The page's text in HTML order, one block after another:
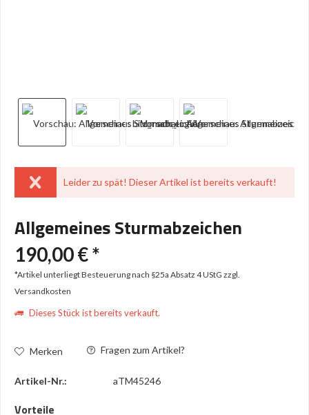
Leider zu spät! Dieser Artikel ist bereits verkauft!
Allgemeines Sturmabzeichen
190,00 € *
*Artikel unterliegt Besteuerung nach §25a Absatz 4 UStG zzgl.
Versandkosten
Dieses Stück ist bereits verkauft.
Merken Fragen zum Artikel?
Artikel-Nr.: aTM45246
Vorteile